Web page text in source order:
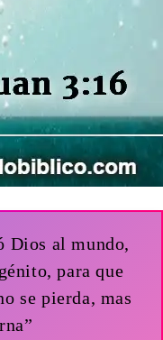
Dios al mundo,
para que
se pierda, mas